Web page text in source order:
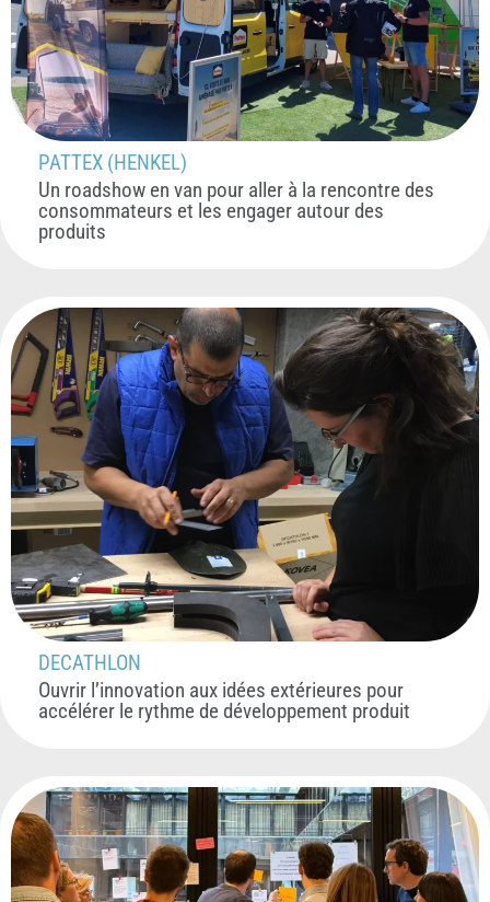
PATTEX (HENKEL)
Un roadshow en van pour aller à la rencontre des
consommateurs et les engager autour des
produits
DECATHLON
Ouvrir l’innovation aux idées extérieures pour
accélérer le rythme de développement produit